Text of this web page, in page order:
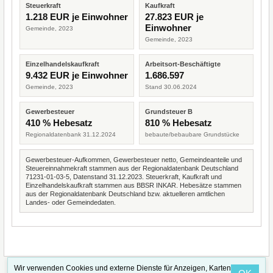
Steuerkraft
1.218 EUR je Einwohner
Gemeinde, 2023
Kaufkraft
27.823 EUR je
Einwohner
Gemeinde, 2023
Einzelhandelskaufkraft
9.432 EUR je Einwohner
Gemeinde, 2023
Arbeitsort-Beschäftigte
1.686.597
Stand 30.06.2024
Gewerbesteuer
410 % Hebesatz
Regionaldatenbank 31.12.2024
Grundsteuer B
810 % Hebesatz
bebaute/bebaubare Grundstücke
Gewerbesteuer-Aufkommen, Gewerbesteuer netto, Gemeindeanteile und
Steuereinnahmekraft stammen aus der Regionaldatenbank Deutschland
71231-01-03-5, Datenstand 31.12.2023. Steuerkraft, Kaufkraft und
Einzelhandelskaufkraft stammen aus BBSR INKAR. Hebesätze stammen
aus der Regionaldatenbank Deutschland bzw. aktuelleren amtlichen
Landes- oder Gemeindedaten.
Wir verwenden Cookies und externe Dienste für Anzeigen, Karten